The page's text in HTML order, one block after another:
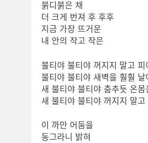
붉디붉은 채
더 크게 번져 후 후후
지금 가장 뜨거운
내 안의 작고 작은
불티야 불티야 꺼지지 말고 피
불티야 불티야 새벽을 훨훨 날
새 불티야 불티야 춤추듯 온몸
새 불티야 불티야 꺼지지 말고
이 까만 어둠을
동그라니 밝혀